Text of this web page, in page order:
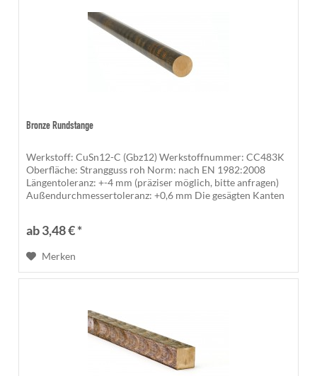
Bronze Rundstange
Werkstoff: CuSn12-C (Gbz12) Werkstoffnummer: CC483K
Oberfläche: Strangguss roh Norm: nach EN 1982:2008
Längentoleranz: +-4 mm (präziser möglich, bitte anfragen)
Außendurchmessertoleranz: +0,6 mm Die gesägten Kanten
ab 3,48 € *
Merken